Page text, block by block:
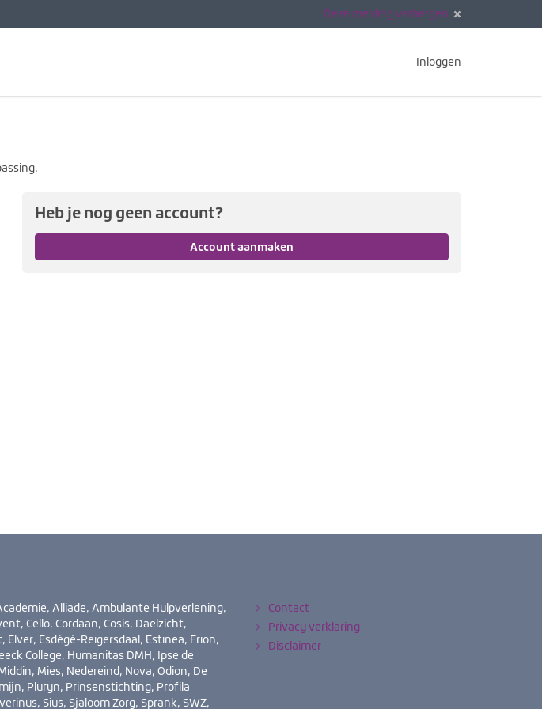
Deze melding verbergen
Inloggen
Heb je nog geen account?
Account aanmaken
Alliade, Ambulante Hulpverlening,
Cello, Cordaan, Cosis, Daelzicht,
Esdégé-Reigersdaal, Estinea, Frion,
College, Humanitas DMH, Ipse de
Mies, Nedereind, Nova, Odion, De
Pluryn, Prinsenstichting, Profila
Sius, Sjaloom Zorg, Sprank, SWZ,
Contact
Privacy verklaring
Disclaimer